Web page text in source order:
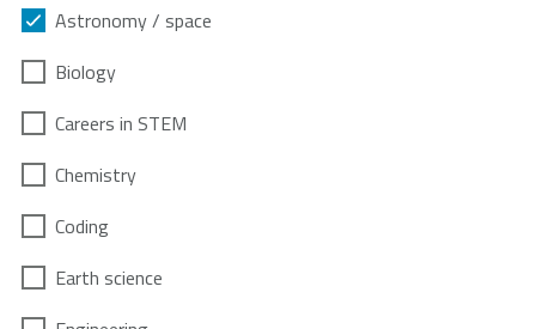
Astronomy / space
Biology
Careers in STEM
Chemistry
Coding
Earth science